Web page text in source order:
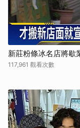
新莊粉條冰名店將歇
117,961 觀看次數